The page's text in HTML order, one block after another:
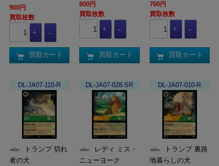
900円
買取枚数
買取カート
800円
買取枚数
買取カート
700円
買取枚数
買取カート
DL-JA07-110-R
者の犬
DL-JA07-028-SR
ニューヨーク
DL-JA07-010-R
地暮らしの犬